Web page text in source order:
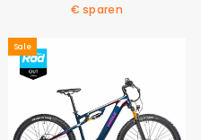
€ sparen
Sale